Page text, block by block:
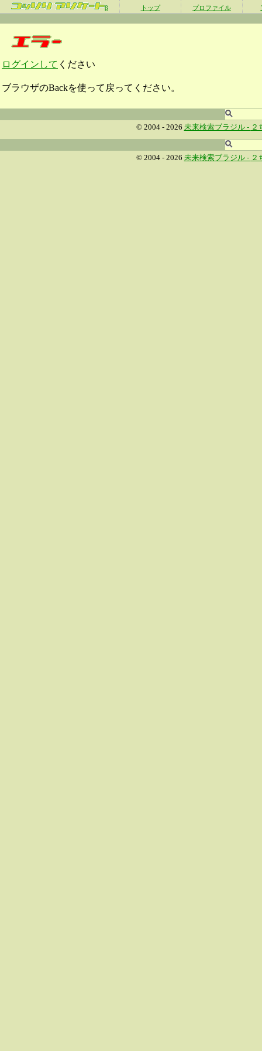
β トップ プロファイル
ログインして ください
ブラウザのBackを使って戻ってください。
© 2004 - 2026 未来検索ブラジル - ２
© 2004 - 2026 未来検索ブラジル - ２